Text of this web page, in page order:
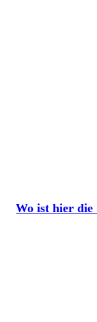
Wo ist hier